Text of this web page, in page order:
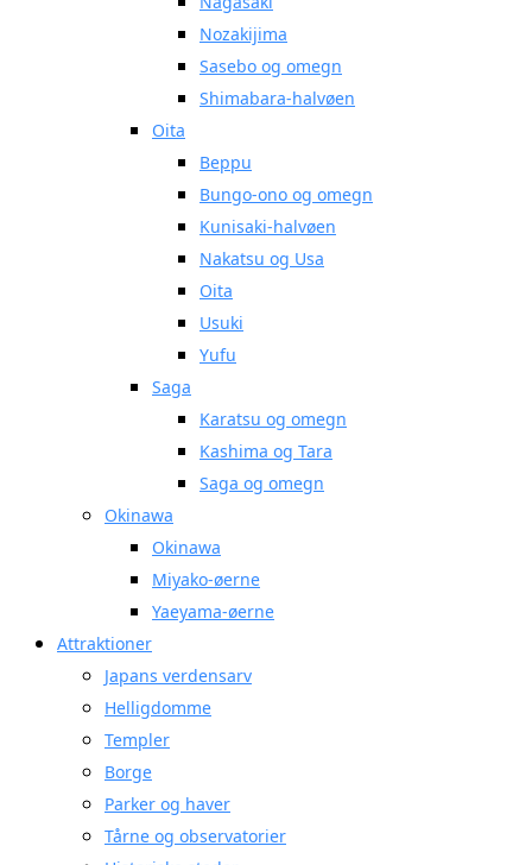
Nozakijima
Sasebo og omegn
Shimabara-halvøen
Oita
Beppu
Bungo-ono og omegn
Kunisaki-halvøen
Nakatsu og Usa
Oita
Usuki
Yufu
Saga
Karatsu og omegn
Kashima og Tara
Saga og omegn
Okinawa
Okinawa
Miyako-øerne
Yaeyama-øerne
Attraktioner
Japans verdensarv
Helligdomme
Templer
Borge
Parker og haver
Tårne og observatorier